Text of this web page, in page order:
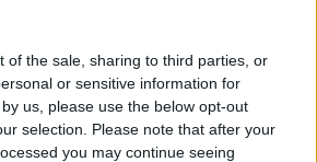
of the sale, sharing to third parties, or
or sensitive information for
us, please use the below opt-out
selection. Please note that after your
you may continue seeing